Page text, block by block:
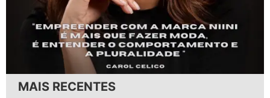
MAIS RECENTES